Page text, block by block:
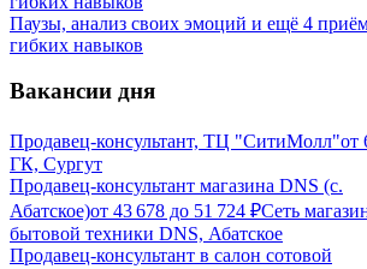
Паузы, анализ своих эмоций и ещё 4
гибких навыков
Вакансии дня
Продавец-консультант, ТЦ "СитиМолл"от
ГК, Сургут
Продавец-консультант магазина DNS (с.
Абатское)от 43 678 до 51 724 ₽Сеть
бытовой техники DNS, Абатское
Продавец-консультант в салон сотовой